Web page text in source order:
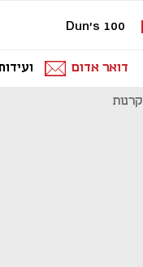
Dun's 100
דואר אדום
קרנות